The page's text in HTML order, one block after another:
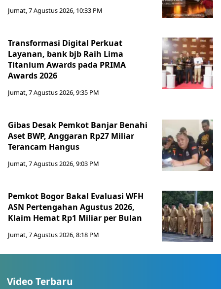
Jumat, 7 Agustus 2026, 10:33 PM
Transformasi Digital Perkuat
Layanan, bank bjb Raih Lima
Titanium Awards pada PRIMA
Awards 2026
Jumat, 7 Agustus 2026, 9:35 PM
Gibas Desak Pemkot Banjar Benahi
Aset BWP, Anggaran Rp27 Miliar
Terancam Hangus
Jumat, 7 Agustus 2026, 9:03 PM
Pemkot Bogor Bakal Evaluasi WFH
ASN Pertengahan Agustus 2026,
Klaim Hemat Rp1 Miliar per Bulan
Jumat, 7 Agustus 2026, 8:18 PM
Video Terbaru